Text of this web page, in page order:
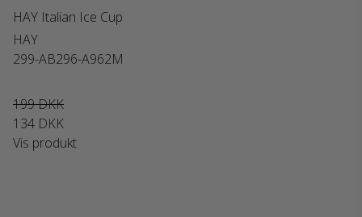
HAY Italian Ice Cup
HAY
299-AB296-A962M
199 DKK
134 DKK
Vis produkt